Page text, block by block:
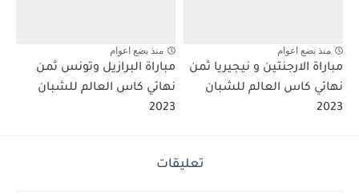
منذ بضع اعوام
مباراة الارجنتين و نيجيريا ثمن
نهائي كاس العالم للشبان
2023
منذ بضع اعوام
مباراة البرازيل وتونس ثمن
نهائي كاس العالم للشبان
2023
تعليقات